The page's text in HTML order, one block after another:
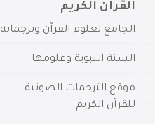
القرآن الكريم
الجامع لعلوم القرآن وترجماته
السنة النبوية وعلومها
موقع الترجمات الصوتية
للقرآن الكريم